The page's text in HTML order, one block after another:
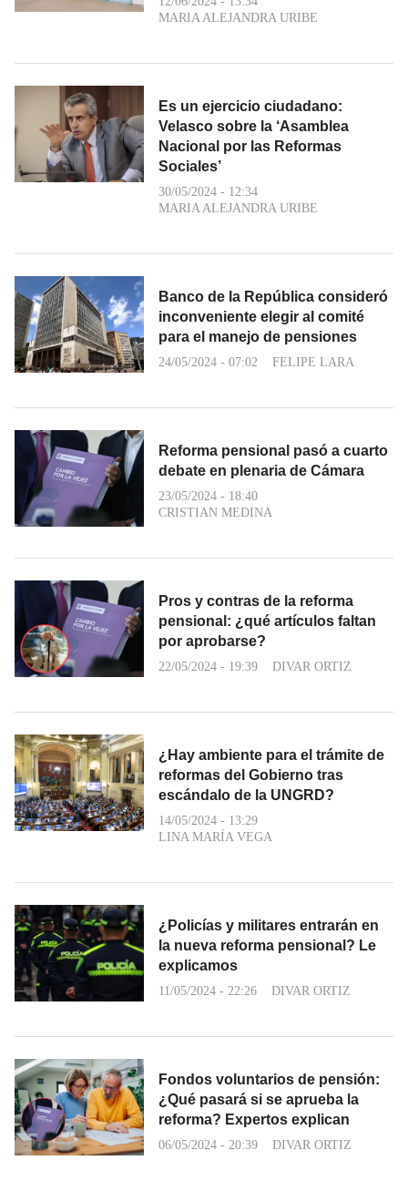
MARIA ALEJANDRA URIBE
Es un ejercicio ciudadano:
Velasco sobre la ‘Asamblea
Nacional por las Reformas
Sociales’
30/05/2024 - 12:34
MARIA ALEJANDRA URIBE
Banco de la República consideró
inconveniente elegir al comité
para el manejo de pensiones
24/05/2024 - 07:02 FELIPE LARA
Reforma pensional pasó a cuarto
debate en plenaria de Cámara
23/05/2024 - 18:40
CRISTIAN MEDINA
Pros y contras de la reforma
pensional: ¿qué artículos faltan
por aprobarse?
22/05/2024 - 19:39 DIVAR ORTIZ
¿Hay ambiente para el trámite de
reformas del Gobierno tras
escándalo de la UNGRD?
14/05/2024 - 13:29
LINA MARÍA VEGA
¿Policías y militares entrarán en
la nueva reforma pensional? Le
explicamos
11/05/2024 - 22:26 DIVAR ORTIZ
Fondos voluntarios de pensión:
¿Qué pasará si se aprueba la
reforma? Expertos explican
06/05/2024 - 20:39 DIVAR ORTIZ